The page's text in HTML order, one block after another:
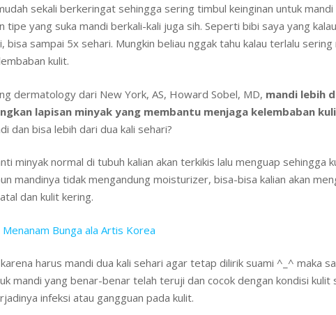
sekali berkeringat sehingga sering timbul keinginan untuk
tipe yang suka mandi berkali-kali juga sih. Seperti bibi saya yang
bisa sampai 5x sehari. Mungkin beliau nggak tahu kalau terlalu sering
kulit.
dermatology dari New York, AS, Howard Sobel, MD, mandi lebih
lapisan minyak yang membantu menjaga kelembaban
dan bisa lebih dari dua kali sehari?
minyak normal di tubuh kalian akan terkikis lalu menguap sehingga
mandinya tidak mengandung moisturizer, bisa-bisa kalian akan
dan kulit kering.
Bunga ala Artis Korea
harus mandi dua kali sehari agar tetap dilirik suami ^_^ maka
mandi yang benar-benar telah teruji dan cocok dengan kondisi kulit
infeksi atau gangguan pada kulit.